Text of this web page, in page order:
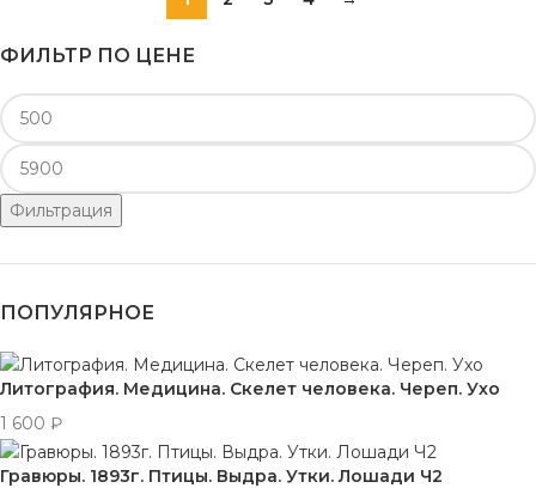
ФИЛЬТР ПО ЦЕНЕ
Фильтрация
ПОПУЛЯРНОЕ
Литография. Медицина. Скелет человека. Череп. Ухо
1 600 ₽
Гравюры. 1893г. Птицы. Выдра. Утки. Лошади Ч2